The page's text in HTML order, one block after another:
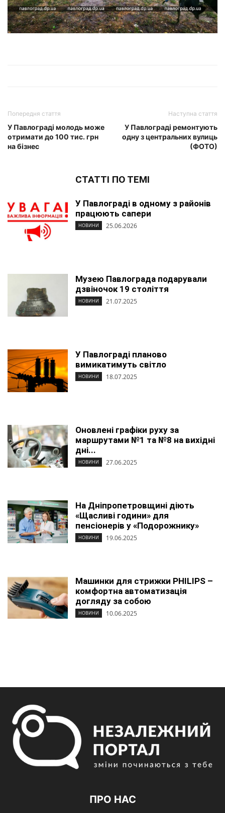
Попередня стаття
У Павлограді молодь може
отримати до 100 тис. грн
на бізнес
Наступна стаття
У Павлограді ремонтують
одну з центральних вулиць
(ФОТО)
СТАТТІ ПО ТЕМІ
У Павлограді в одному з районів
працюють сапери
НОВИНИ 25.06.2026
Музею Павлограда подарували
дзвіночок 19 століття
НОВИНИ 21.07.2025
У Павлограді планово
вимикатимуть світло
НОВИНИ 18.07.2025
Оновлені графіки руху за
маршрутами №1 та №8 на вихідні
дні...
НОВИНИ 27.06.2025
На Дніпропетровщині діють
«Щасливі години» для
пенсіонерів у «Подорожнику»
НОВИНИ 19.06.2025
Машинки для стрижки PHILIPS –
комфортна автоматизація
догляду за собою
НОВИНИ 10.06.2025
ПРО НАС